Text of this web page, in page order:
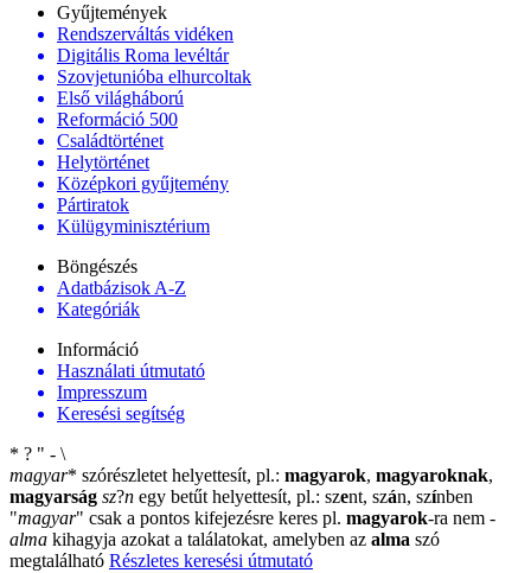
Gyűjtemények
Rendszerváltás vidéken
Digitális Roma levéltár
Szovjetunióba elhurcoltak
Első világháború
Reformáció 500
Családtörténet
Helytörténet
Középkori gyűjtemény
Pártiratok
Külügyminisztérium
Böngészés
Adatbázisok A-Z
Kategóriák
Információ
Használati útmutató
Impresszum
Keresési segítség
* ? " - \
magyar* szórészletet helyettesít, pl.: magyarok, magyaroknak,
magyarság sz?n egy betűt helyettesít, pl.: szent, szán, színben
"magyar" csak a pontos kifejezésre keres pl. magyarok-ra nem -
alma kihagyja azokat a találatokat, amelyben az alma szó
megtalálható Részletes keresési útmutató